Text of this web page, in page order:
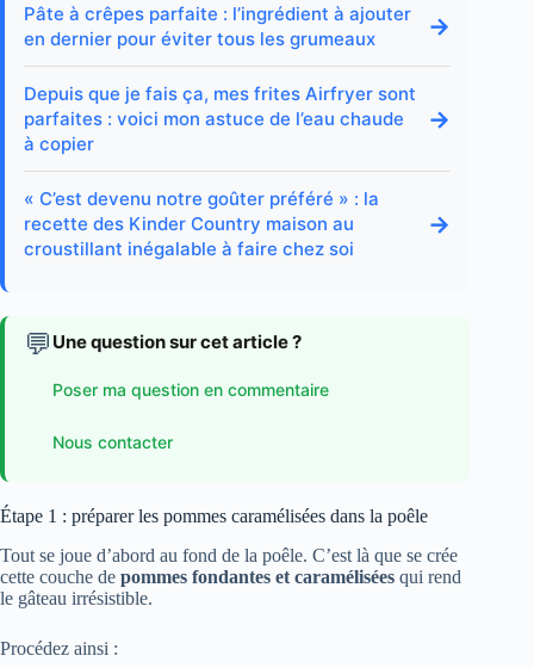
Pâte à crêpes parfaite : l’ingrédient à ajouter
en dernier pour éviter tous les grumeaux
→
Depuis que je fais ça, mes frites Airfryer sont
parfaites : voici mon astuce de l’eau chaude
à copier
→
« C’est devenu notre goûter préféré » : la
recette des Kinder Country maison au
croustillant inégalable à faire chez soi
→
💬 Une question sur cet article ?
Poser ma question en commentaire
Nous contacter
Étape 1 : préparer les pommes caramélisées dans la poêle
Tout se joue d’abord au fond de la poêle. C’est là que se crée
cette couche de pommes fondantes et caramélisées qui rend
le gâteau irrésistible.
Procédez ainsi :